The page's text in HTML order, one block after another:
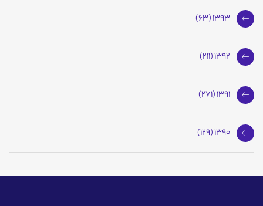
1393 (63)
1392 (211)
1391 (271)
1390 (129)